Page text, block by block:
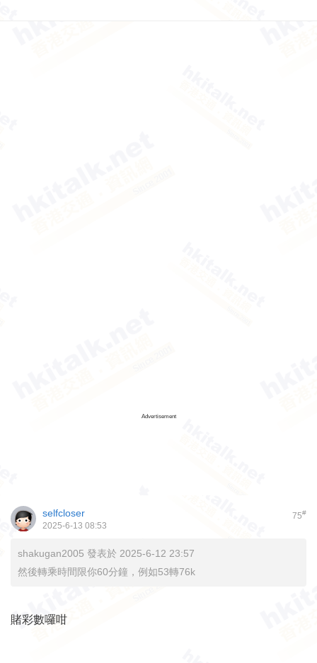
Advertisement
75#
selfcloser
2025-6-13 08:53
shakugan2005 發表於 2025-6-12 23:57
然後轉乘時間限你60分鐘，例如53轉76k
賭彩數囉咁